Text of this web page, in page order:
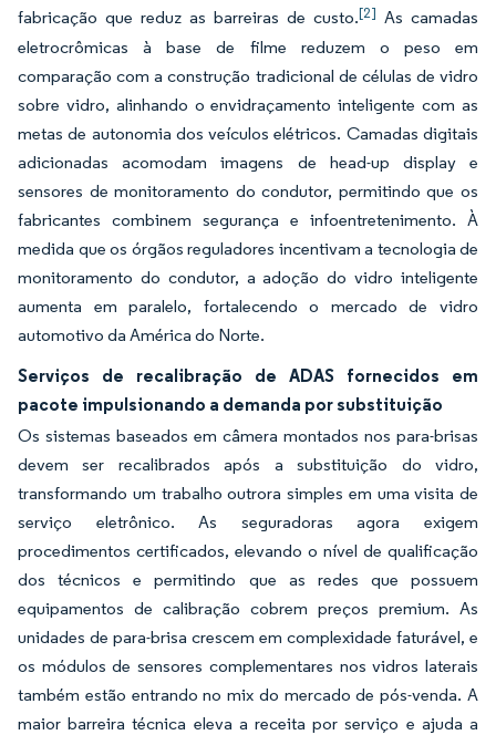
fabricação que reduz as barreiras de custo.[2] As camadas
eletrocrômicas à base de filme reduzem o peso em
comparação com a construção tradicional de células de vidro
sobre vidro, alinhando o envidraçamento inteligente com as
metas de autonomia dos veículos elétricos. Camadas digitais
adicionadas acomodam imagens de head-up display e
sensores de monitoramento do condutor, permitindo que os
fabricantes combinem segurança e infoentretenimento. À
medida que os órgãos reguladores incentivam a tecnologia de
monitoramento do condutor, a adoção do vidro inteligente
aumenta em paralelo, fortalecendo o mercado de vidro
automotivo da América do Norte.
Serviços de recalibração de ADAS fornecidos em
pacote impulsionando a demanda por substituição
Os sistemas baseados em câmera montados nos para-brisas
devem ser recalibrados após a substituição do vidro,
transformando um trabalho outrora simples em uma visita de
serviço eletrônico. As seguradoras agora exigem
procedimentos certificados, elevando o nível de qualificação
dos técnicos e permitindo que as redes que possuem
equipamentos de calibração cobrem preços premium. As
unidades de para-brisa crescem em complexidade faturável, e
os módulos de sensores complementares nos vidros laterais
também estão entrando no mix do mercado de pós-venda. A
maior barreira técnica eleva a receita por serviço e ajuda a